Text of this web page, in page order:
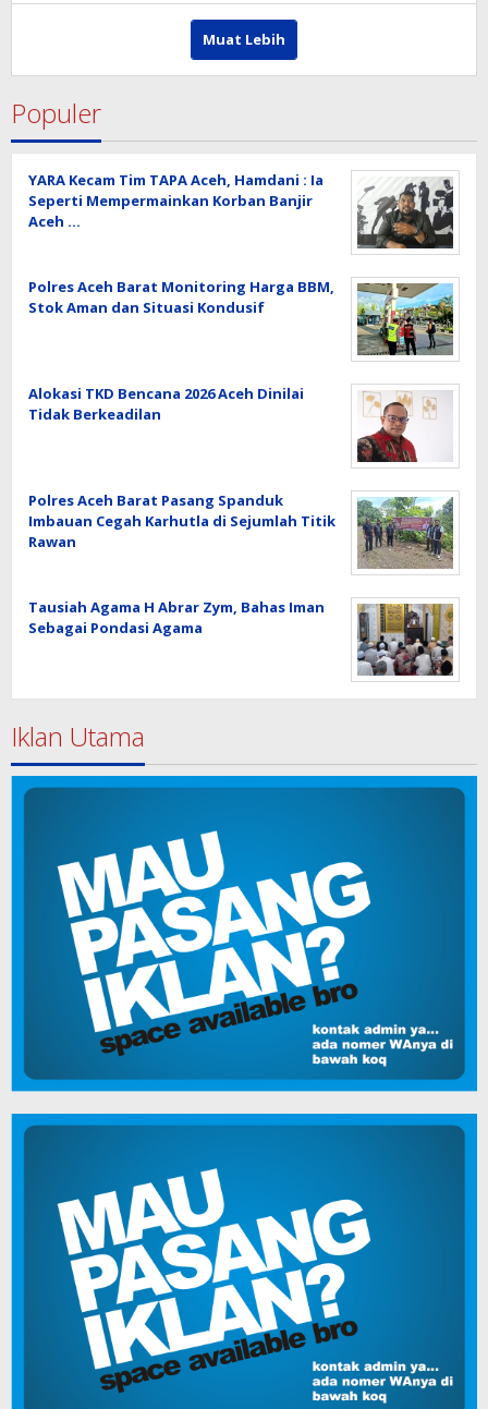
Muat Lebih
Populer
YARA Kecam Tim TAPA Aceh, Hamdani : Ia
Seperti Mempermainkan Korban Banjir
Aceh …
Polres Aceh Barat Monitoring Harga BBM,
Stok Aman dan Situasi Kondusif
Alokasi TKD Bencana 2026 Aceh Dinilai
Tidak Berkeadilan
Polres Aceh Barat Pasang Spanduk
Imbauan Cegah Karhutla di Sejumlah Titik
Rawan
Tausiah Agama H Abrar Zym, Bahas Iman
Sebagai Pondasi Agama
Iklan Utama